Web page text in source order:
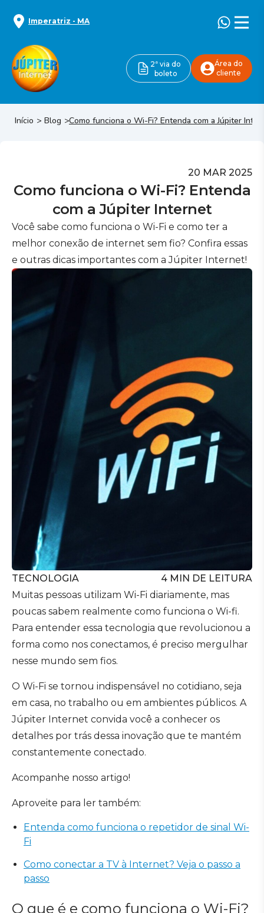
Imperatriz - MA
2ª via do
boleto
Área do
cliente
Início Blog Como funciona o Wi-Fi? Entenda com a Júpiter
20 MAR 2025
Como funciona o Wi-Fi? Entenda
com a Júpiter Internet
Você sabe como funciona o Wi-Fi e como ter a
melhor conexão de internet sem fio? Confira essas
e outras dicas importantes com a Júpiter Internet!
TECNOLOGIA 4 MIN DE LEITURA
Muitas pessoas utilizam Wi-Fi diariamente, mas
poucas sabem realmente como funciona o Wi-fi.
Para entender essa tecnologia que revolucionou a
forma como nos conectamos, é preciso mergulhar
nesse mundo sem fios.
O Wi-Fi se tornou indispensável no cotidiano, seja
em casa, no trabalho ou em ambientes públicos. A
Júpiter Internet convida você a conhecer os
detalhes por trás dessa inovação que te mantém
constantemente conectado.
Acompanhe nosso artigo!
Aproveite para ler também:
Entenda como funciona o repetidor de sinal Wi-
Fi
Como conectar a TV à Internet? Veja o passo a
passo
O que é e como funciona o Wi-Fi?